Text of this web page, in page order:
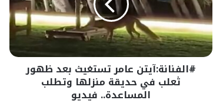
ظهور
ثعلب
في
حديقة
منزلها
وتطلب
المساعدة..
#الفنانة:آيتن عامر تستغيث بعد ظهور
ثعلب في حديقة منزلها وتطلب
المساعدة.. فيديو